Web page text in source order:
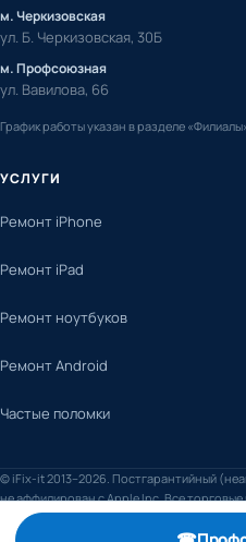
УСЛУГИ
Ремонт iPhone
Ремонт iPad
Ремонт ноутбуков
Ремонт Android
Частые поломки
м. Черкизовская
ул. Б. Черкизовская, 30Б
м. Профсоюзная
ул. Вавилова, 66
График работы указан в разделе
© iFix-it 2013–2026. Постгарантийный
не аффилирован с Apple Inc. Все
правообладателям.